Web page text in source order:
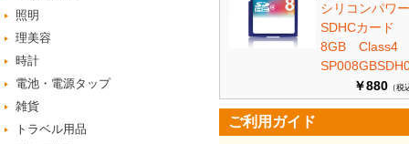
照明
理美容
時計
電池・電源タップ
雑貨
トラベル用品
シリコンパ
SDHCカード
8GB
￥880 （税
ご利用ガイド